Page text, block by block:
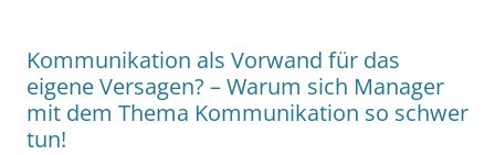
Kommunikation als Vorwand für das
eigene Versagen? – Warum sich Manager
mit dem Thema Kommunikation so schwer
tun!